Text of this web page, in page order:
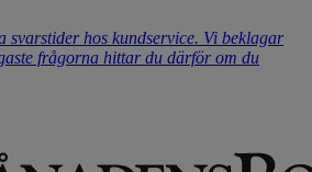
svarstider hos kundservice. Vi beklagar
frågorna hittar du därför om du